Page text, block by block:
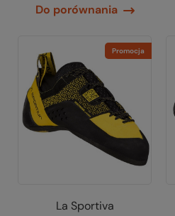
Do porównania
Promocja
La Sportiva